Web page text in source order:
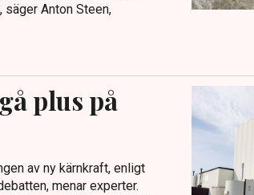
säger Anton Steen,
plus på
av ny kärnkraft, enligt
menar experter.